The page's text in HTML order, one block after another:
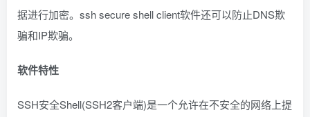
据进行加密。ssh secure shell client软件还可以防止DNS欺
骗和IP欺骗。
软件特性
SSH安全Shell(SSH2客户端)是一个允许在不安全的网络上提